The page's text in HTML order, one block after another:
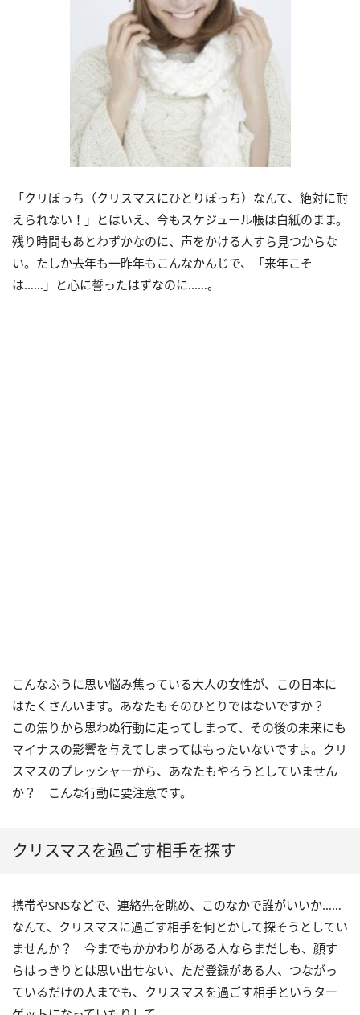
「クリぼっち（クリスマスにひとりぼっち）なんて、絶対に耐
えられない！」とはいえ、今もスケジュール帳は白紙のまま。
残り時間もあとわずかなのに、声をかける人すら見つからな
い。たしか去年も一昨年もこんなかんじで、「来年こそ
は……」と心に誓ったはずなのに……。
こんなふうに思い悩み焦っている大人の女性が、この日本に
はたくさんいます。あなたもそのひとりではないですか？
この焦りから思わぬ行動に走ってしまって、その後の未来にも
マイナスの影響を与えてしまってはもったいないですよ。クリ
スマスのプレッシャーから、あなたもやろうとしていません
か？ こんな行動に要注意です。
クリスマスを過ごす相手を探す
携帯やSNSなどで、連絡先を眺め、このなかで誰がいいか……
なんて、クリスマスに過ごす相手を何とかして探そうとしてい
ませんか？ 今までもかかわりがある人ならまだしも、顔す
らはっきりとは思い出せない、ただ登録がある人、つながっ
ているだけの人までも、クリスマスを過ごす相手というター